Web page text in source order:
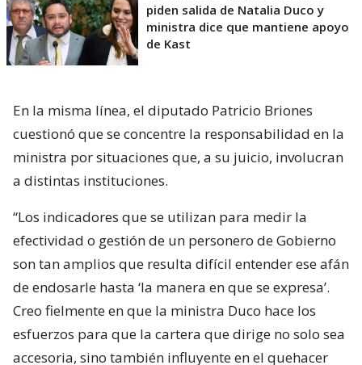
piden salida de Natalia Duco y
ministra dice que mantiene apoyo
de Kast
En la misma línea, el diputado Patricio Briones
cuestionó que se concentre la responsabilidad en la
ministra por situaciones que, a su juicio, involucran
a distintas instituciones.
“Los indicadores que se utilizan para medir la
efectividad o gestión de un personero de Gobierno
son tan amplios que resulta difícil entender ese afán
de endosarle hasta ‘la manera en que se expresa’.
Creo fielmente en que la ministra Duco hace los
esfuerzos para que la cartera que dirige no solo sea
accesoria, sino también influyente en el quehacer